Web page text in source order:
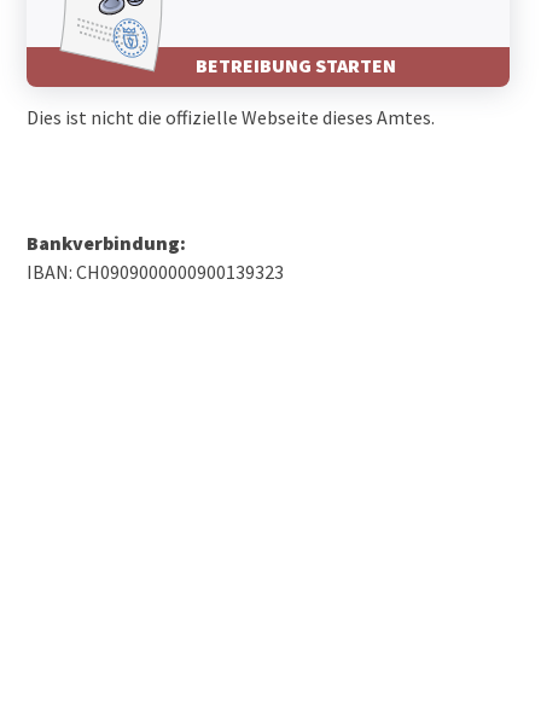
BETREIBUNG STARTEN
Dies ist nicht die offizielle Webseite dieses Amtes.
Bankverbindung:
IBAN: CH0909000000900139323